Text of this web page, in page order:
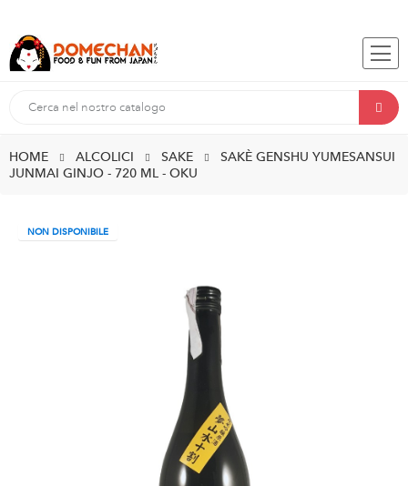
HOME ALCOLICI SAKE
SAKÈ GENSHU YUMESANSUI
JUNMAI GINJO - 720 ML - OKU
NON DISPONIBILE